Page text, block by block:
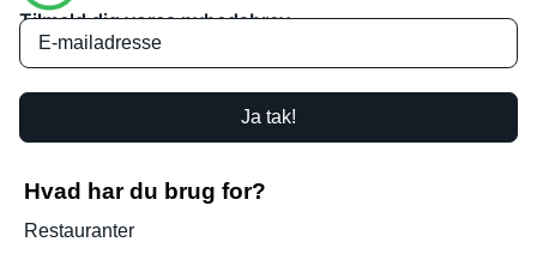
Tilmeld dig vores nyhedsbrev
Ja tak!
Hvad har du brug for?
Restauranter